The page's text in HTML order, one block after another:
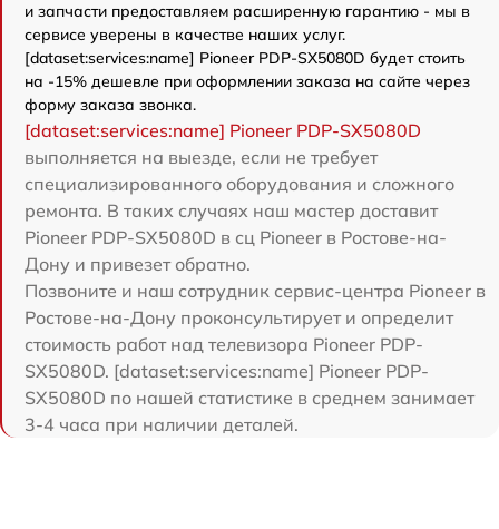
и запчасти предоставляем расширенную гарантию - мы в
сервисе уверены в качестве наших услуг.
[dataset:services:name] Pioneer PDP-SX5080D будет стоить
на -15% дешевле при оформлении заказа на сайте через
форму заказа звонка.
[dataset:services:name] Pioneer PDP-SX5080D
выполняется на выезде, если не требует
специализированного оборудования и сложного
ремонта. В таких случаях наш мастер доставит
Pioneer PDP-SX5080D в сц Pioneer в Ростове-на-
Дону и привезет обратно.
Позвоните и наш сотрудник сервис-центра Pioneer в
Ростове-на-Дону проконсультирует и определит
стоимость работ над телевизора Pioneer PDP-
SX5080D. [dataset:services:name] Pioneer PDP-
SX5080D по нашей статистике в среднем занимает
3-4 часа при наличии деталей.